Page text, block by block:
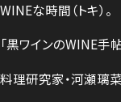
WINEな時間（トキ）。
「黒ワインのWINE手
料理研究家・河瀬璃